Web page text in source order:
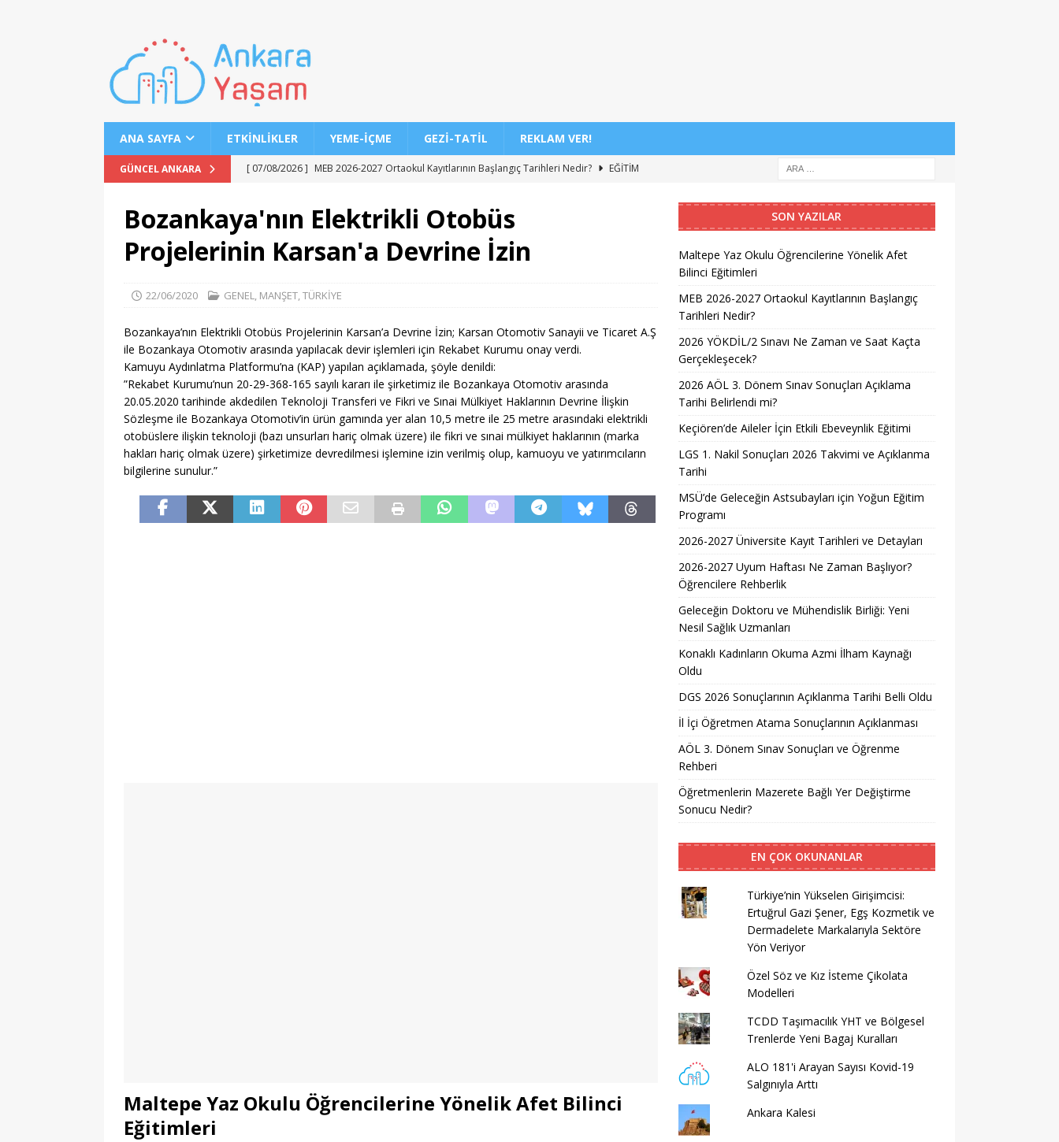
ANA SAYFA ETKINLIKLER YEME-İÇME GEZI-TATIL REKLAM VER!
GÜNCEL ANKARA [ 07/08/2026 ] MEB 2026-2027 Ortaokul Kayıtlarının Başlangıç Tarihleri Nedir?
EĞITIM
[ 07/08/2026 ]
2026 AÖL 3. Dönem Sınav Sonuçları Açıklama Tarihi Belirlendi mi?
EĞITIM
[ 07/08/2026 ] LGS 1. Nakil Sonuçları 2026 Takvimi ve Açıklanma Tarihi
[ 07/08/2026 ] MSÜ’de Geleceğin Astsubayları için Yoğun Eğitim Programı
EĞITIM
[ 06/08/2026 ] 2026-2027 Üniversite Kayıt Tarihleri ve Detayları
EĞITIM
[ 06/08/2026 ] 2026-2027 Uyum Haftası Ne Zaman Başlıyor? Öğrencilere Rehberlik
EĞITIM
[ 06/08/2026 ] Geleceğin Doktoru ve Mühendislik Birliği: Yeni Nesil Sağlık Uzmanları
EĞITIM
[ 06/08/2026 ]
DGS 2026 Sonuçlarının Açıklanma Tarihi Belli Oldu
EĞITIM
Bozankaya'nın Elektrikli Otobüs
Projelerinin Karsan'a Devrine İzin
22/06/2020 GENEL, MANŞET,TÜRKİYE
Bozankaya’nın Elektrikli Otobüs Projelerinin Karsan’a Devrine İzin; Karsan Otomotiv Sanayii ve Ticaret A.Ş
ile Bozankaya Otomotiv arasında yapılacak devir işlemleri için Rekabet Kurumu onay verdi.
Kamuyu Aydınlatma Platformu’na (KAP) yapılan açıklamada, şöyle denildi:
”Rekabet Kurumu’nun 20-29-368-165 sayılı kararı ile şirketimiz ile Bozankaya Otomotiv arasında
20.05.2020 tarihinde akdedilen Teknoloji Transferi ve Fikri ve Sınai Mülkiyet Haklarının Devrine İlişkin
Sözleşme ile Bozankaya Otomotiv’in ürün gamında yer alan 10,5 metre ile 25 metre arasındaki elektrikli
otobüslere ilişkin teknoloji (bazı unsurları hariç olmak üzere) ile fikri ve sınai mülkiyet haklarının (marka
hakları hariç olmak üzere) şirketimize devredilmesi işlemine izin verilmiş olup, kamuoyu ve yatırımcıların
bilgilerine sunulur.”
Maltepe Yaz Okulu Öğrencilerine Yönelik Afet Bilinci
Eğitimleri
SON YAZILAR
Maltepe Yaz Okulu Öğrencilerine Yönelik Afet
Bilinci Eğitimleri
MEB 2026-2027 Ortaokul Kayıtlarının Başlangıç
Tarihleri Nedir?
2026 YÖKDİL/2 Sınavı Ne Zaman ve Saat Kaçta
Gerçekleşecek?
2026 AÖL 3. Dönem Sınav Sonuçları Açıklama
Tarihi Belirlendi mi?
Keçiören’de Aileler İçin Etkili Ebeveynlik Eğitimi
LGS 1. Nakil Sonuçları 2026 Takvimi ve Açıklanma
Tarihi
MSÜ’de Geleceğin Astsubayları için Yoğun Eğitim
Programı
2026-2027 Üniversite Kayıt Tarihleri ve Detayları
2026-2027 Uyum Haftası Ne Zaman Başlıyor?
Öğrencilere Rehberlik
Geleceğin Doktoru ve Mühendislik Birliği: Yeni
Nesil Sağlık Uzmanları
Konaklı Kadınların Okuma Azmi İlham Kaynağı
Oldu
DGS 2026 Sonuçlarının Açıklanma Tarihi Belli Oldu
İl İçi Öğretmen Atama Sonuçlarının Açıklanması
AÖL 3. Dönem Sınav Sonuçları ve Öğrenme
Rehberi
Öğretmenlerin Mazerete Bağlı Yer Değiştirme
Sonucu Nedir?
EN ÇOK OKUNANLAR
Türkiye’nin Yükselen Girişimcisi:
Ertuğrul Gazi Şener, Egş Kozmetik ve
Dermadelete Markalarıyla Sektöre
Yön Veriyor
Özel Söz ve Kız İsteme Çikolata
Modelleri
TCDD Taşımacılık YHT ve Bölgesel
Trenlerde Yeni Bagaj Kuralları
ALO 181'i Arayan Sayısı Kovid-19
Salgınıyla Arttı
Ankara Kalesi